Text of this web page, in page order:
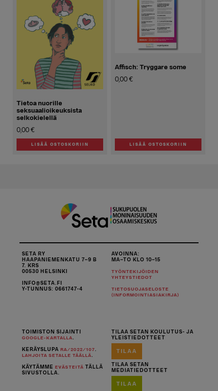
Tietoa nuorille
seksuaalioikeuksista
selkokielellä
0,00€
LISÄÄ OSTOSKORIIN
Affisch: Tryggare some
0,00€
LISÄÄ OSTOSKORIIN
SETA RY
HAAPANIEMENKATU 7–9 B
7. KRS
00530 HELSINKI
INFO@SETA.FI
Y-TUNNUS: 0661747-4
AVOINNA:
MA–TO KLO 10–15
TYÖNTEKIJÖIDEN
YHTEYSTIEDOT
TIETOSUOJASELOSTE
(INFORMOINTIASIAKIRJA)
TOIMISTON SIJAINTI
GOOGLE-KARTALLA.
KERÄYSLUPARA/2022/107.
LAHJOITA SETALLE TÄÄLLÄ.
KÄYTÄMMEEVÄSTEITÄ TÄLLÄ
SIVUSTOLLA.
TILAA SETAN KOULUTUS- JA
YLEISTIEDOTTEET
TILAA
TILAA SETAN
MEDIATIEDOTTEET
TILAA